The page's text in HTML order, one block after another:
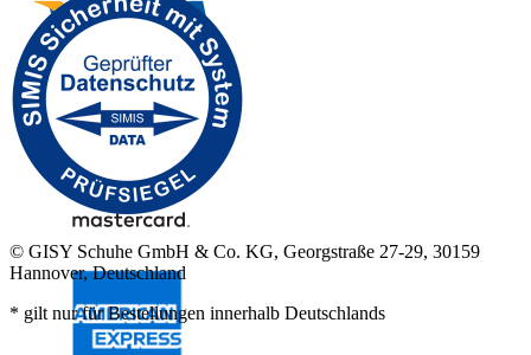
© GISY Schuhe GmbH & Co. KG, Georgstraße 27-29, 30159
Hannover, Deutschland
* gilt nur für Bestellungen innerhalb Deutschlands